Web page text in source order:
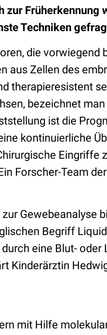
zur Früherkennung
Techniken
die vorwiegend
aus Zellen des
therapieresistent
bezeichnet
ist die
kontinuierliche
Eingriffe
Forscher-Team
Gewebeanalyse
Begriff
eine Blut- oder
Kinderärztin
mit Hilfe